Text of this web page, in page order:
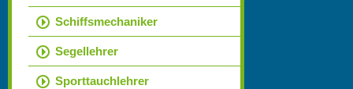
Schiffsmechaniker
Segellehrer
Sporttauchlehrer